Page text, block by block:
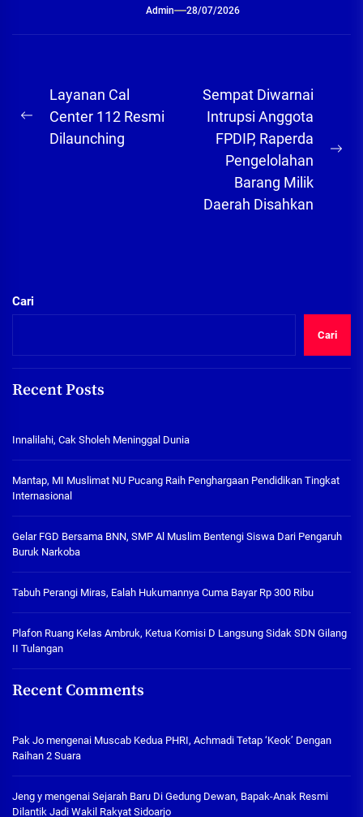
Admin 28/07/2026
Navigasi
pos
Previous
post:
Layanan Cal
Center 112 Resmi
Dilaunching
Sempat Diwarnai
Intrupsi Anggota
FPDIP, Raperda
Pengelolahan
Barang Milik
Daerah Disahkan
Cari
Cari
Recent Posts
Innalilahi, Cak Sholeh Meninggal Dunia
Mantap, MI Muslimat NU Pucang Raih Penghargaan Pendidikan Tingkat
Internasional
Gelar FGD Bersama BNN, SMP Al Muslim Bentengi Siswa Dari Pengaruh
Buruk Narkoba
Tabuh Perangi Miras, Ealah Hukumannya Cuma Bayar Rp 300 Ribu
Plafon Ruang Kelas Ambruk, Ketua Komisi D Langsung Sidak SDN Gilang
II Tulangan
Recent Comments
Pak Jo mengenai Muscab Kedua PHRI, Achmadi Tetap ‘Keok’ Dengan
Raihan 2 Suara
Jeng y mengenai Sejarah Baru Di Gedung Dewan, Bapak-Anak Resmi
Dilantik Jadi Wakil Rakyat Sidoarjo